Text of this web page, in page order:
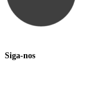
Siga-nos